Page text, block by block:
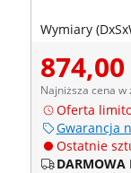
Wymiary
874,00
Najniższa cena w
Oferta
Gwarancja
Ostatnie
DARMOWA